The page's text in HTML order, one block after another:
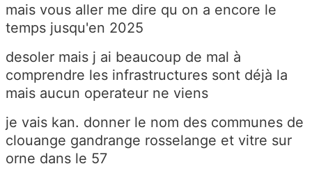
mais vous aller me dire qu on a encore le
temps jusqu'en 2025
desoler mais j ai beaucoup de mal à
comprendre les infrastructures sont déjà la
mais aucun operateur ne viens
je vais kan. donner le nom des communes de
clouange gandrange rosselange et vitre sur
orne dans le 57